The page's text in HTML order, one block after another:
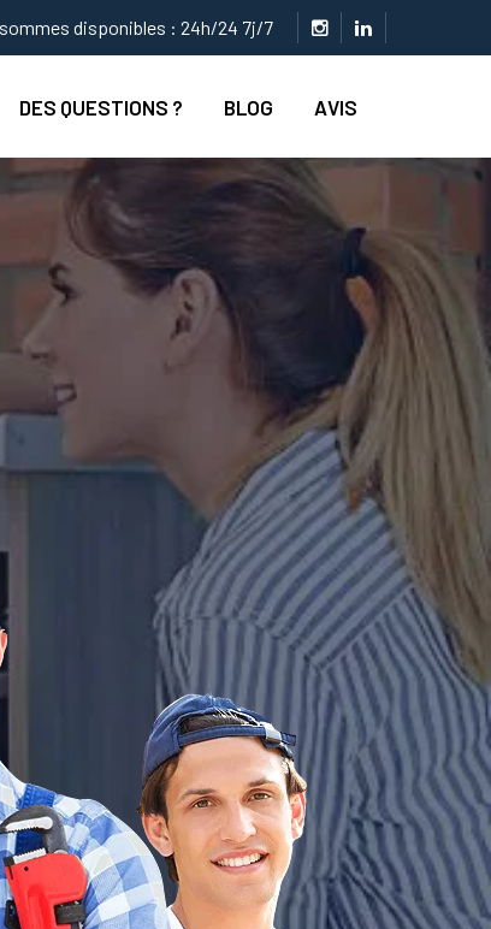
disponibles : 24h/24 7j/7
DES QUESTIONS ? BLOG AVIS